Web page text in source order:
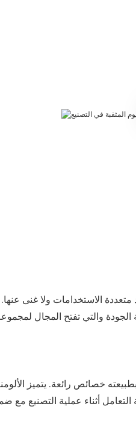
والتي تفتح المجال
خصائص رائعة. يتميز
أثناء عملية التصنيع مع